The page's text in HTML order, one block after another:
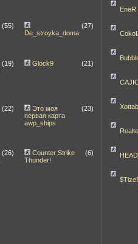
(55)
De_stroyka_doma
(27)
(19) Glock9 (21)
(22)
Это моя
первая карта
awp_ships
(23)
(26)
Counter Strike
Thunder!
(6)
EneR